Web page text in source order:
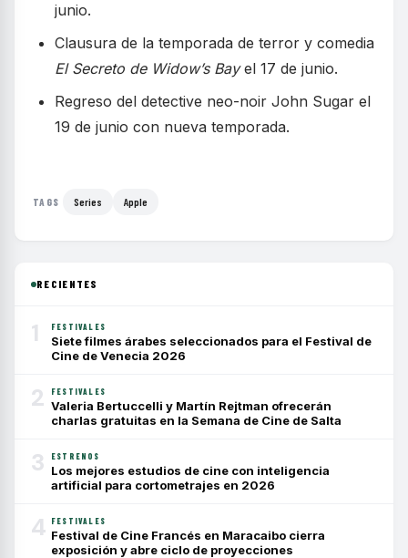
junio.
Clausura de la temporada de terror y comedia
El Secreto de Widow’s Bayel 17 de junio.
Regreso del detective neo-noir John Sugar el
19 de junio con nueva temporada.
TAGS Series Apple
RECIENTES
1 FESTIVALES
Siete filmes árabes seleccionados para el Festival de
Cine de Venecia 2026
2 FESTIVALES
Valeria Bertuccelli y Martín Rejtman ofrecerán
charlas gratuitas en la Semana de Cine de Salta
3 ESTRENOS
Los mejores estudios de cine con inteligencia
artificial para cortometrajes en 2026
4 FESTIVALES
Festival de Cine Francés en Maracaibo cierra
exposición y abre ciclo de proyecciones